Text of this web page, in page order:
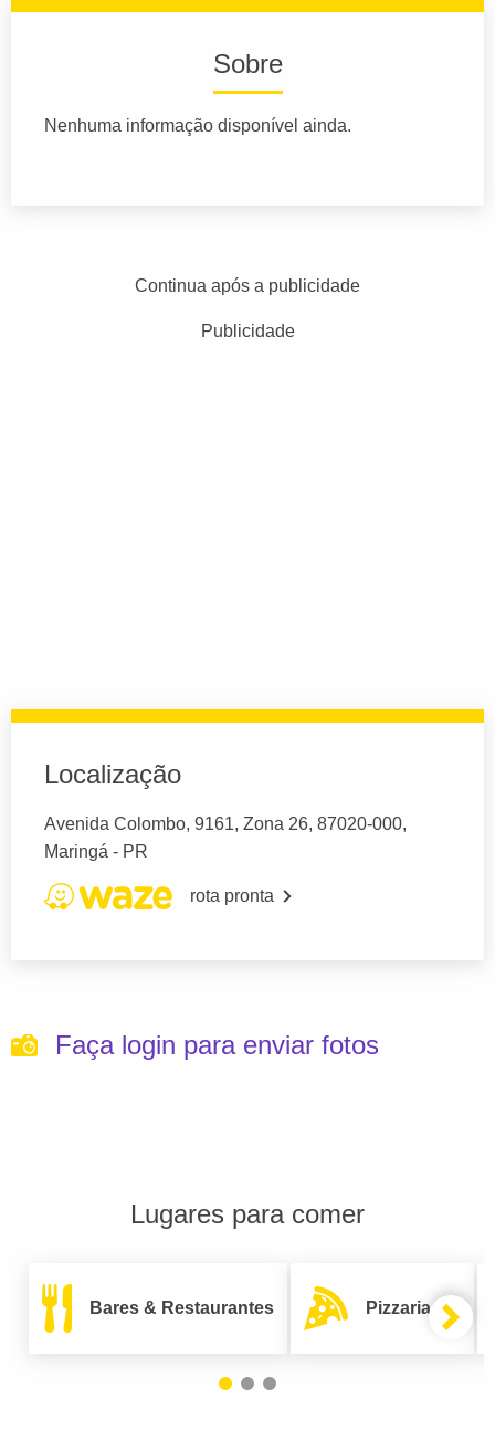
Sobre
Nenhuma informação disponível ainda.
Continua após a publicidade
Publicidade
Localização
Avenida Colombo, 9161, Zona 26, 87020-000,
Maringá - PR
rota pronta
Faça login para enviar fotos
Lugares para comer
Bares & Restaurantes Pizzarias